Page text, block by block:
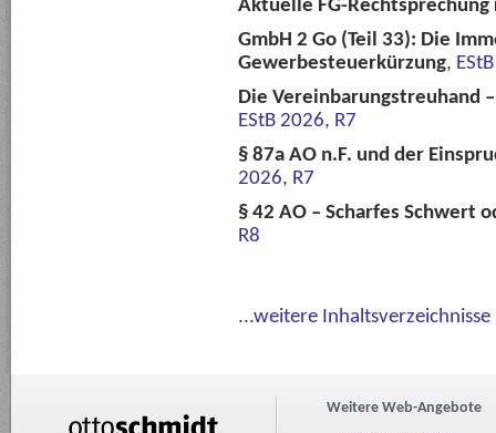
Aktuelle FG-Rechtsprechung
GmbH 2 Go (Teil 33): Die
Gewerbesteuerkürzung,
Die Vereinbarungstreuhand
EStB 2026, R7
§ 87a AO n.F. und der
2026, R7
§ 42 AO – Scharfes Schwert
R8
...weitere Inhaltsverzeichnisse
Weitere Web-Angebote